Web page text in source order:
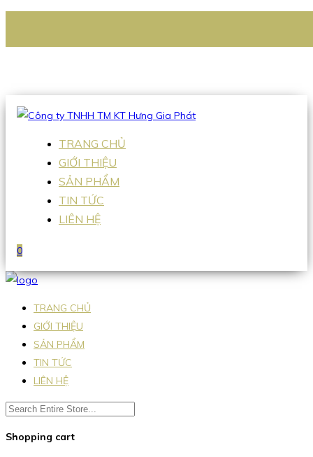
Hotline:0938 336 079
TRANG CHỦ
GIỚI THIỆU
SẢN PHẨM
TIN TỨC
LIÊN HỆ
0
TRANG CHỦ
GIỚI THIỆU
SẢN PHẨM
TIN TỨC
LIÊN HỆ
Shopping cart